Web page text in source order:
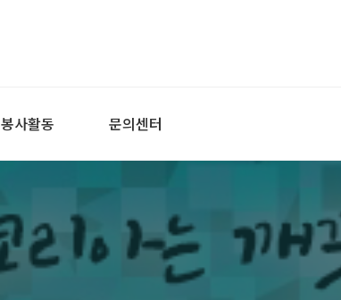
봉사활동 문의센터